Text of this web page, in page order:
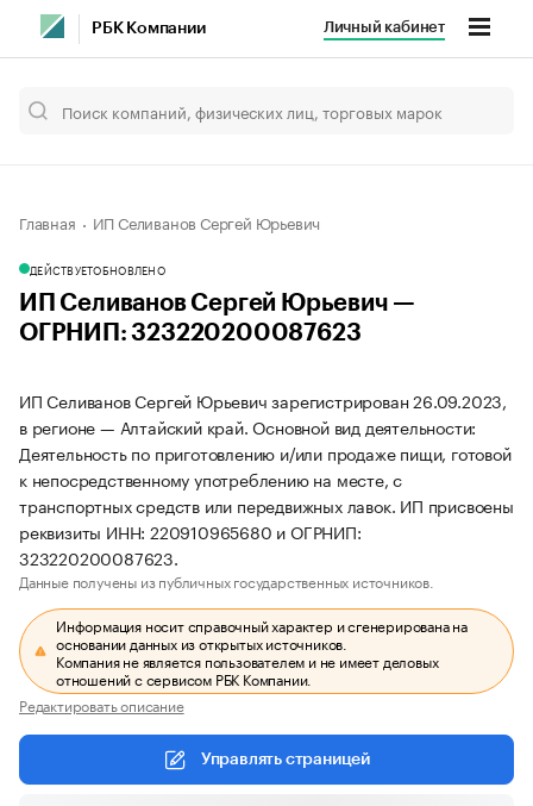
РБК Компании Личный кабинет
Главная ИП Селиванов Сергей Юрьевич
ДЕЙСТВУЕТОБНОВЛЕНО
ИП Селиванов Сергей Юрьевич —
ОГРНИП: 323220200087623
ИП Селиванов Сергей Юрьевич зарегистрирован 26.09.2023,
в регионе — Алтайский край. Основной вид деятельности:
Деятельность по приготовлению и/или продаже пищи, готовой
к непосредственному употреблению на месте, с
транспортных средств или передвижных лавок. ИП присвоены
реквизиты ИНН: 220910965680 и ОГРНИП:
323220200087623.
Данные получены из публичных государственных источников.
Информация носит справочный характер и сгенерирована на
основании данных из открытых источников.
Компания не является пользователем и не имеет деловых
отношений с сервисом РБК Компании.
Редактировать описание
Управлять страницей